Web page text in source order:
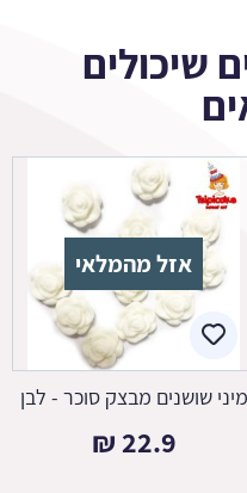
שיכולים
אזל מהמלאי
מיני שושנים מבצק סוכר - לבן
22.9
₪